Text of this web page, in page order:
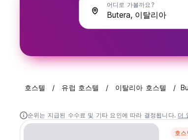
어디로 가볼까요?
호스텔 유럽 호스텔 이탈리아 호스텔
순위는 지급된 수수료 및 기타 요인에 따라 결정됩니다. 더
호스